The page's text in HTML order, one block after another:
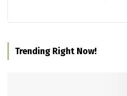
Trending Right Now!